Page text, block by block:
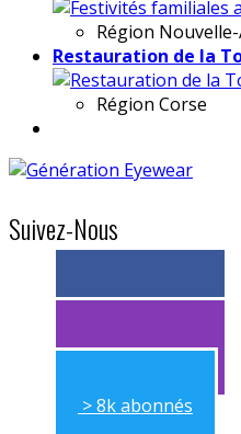
Région
Restauration de la
Région Corse
Suivez-Nous
> 11k abonnés
> 11k abonnés
> 8k abonnés